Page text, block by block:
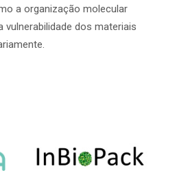
a organização molecular
vulnerabilidade dos materiais